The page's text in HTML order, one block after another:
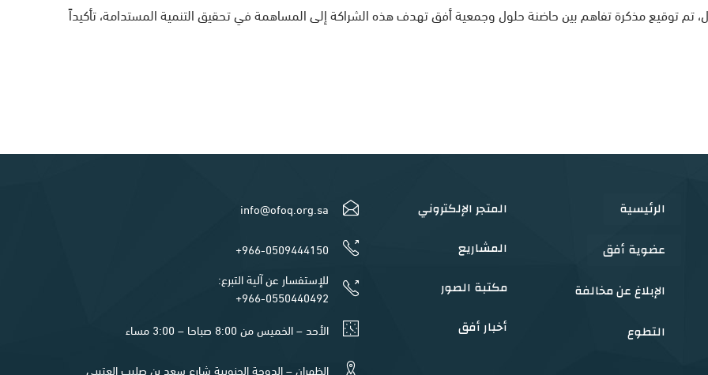
تم توقيع مذكرة تفاهم بين حاضنة حلول وجمعية أفق تهدف هذه الشراكة إلى المساهمة في تحقيق التنمية المستدامة، تأكيداً
info@ofoq.org.sa
966-0509444150+
للإستفسار عن آلية التبرع:
966-0550440492+
الأحد – الخميس من 8:00 صباحا – 3:00 مساء
الظهران – الدوحة الجنوبية شارع سعد بن صليب العتيبي
المتجر الإلكتروني
المشاريع
مكتبة الصور
أخبار أفق
الرئيسية
عضوية أفق
الإبلاغ عن مخالفة
التطوع